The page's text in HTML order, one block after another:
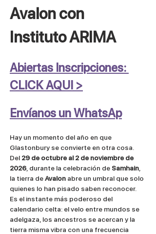
Avalon con
Instituto ARIMA
Abiertas Inscripciones:
CLICK AQUI >
Envíanos un WhatsAp
Hay un momento del año en que
Glastonbury se convierte en otra cosa.
Del 29 de octubre al 2 de noviembre de
2026 , durante la celebración de Samhain
la tierra de Avalon abre un umbral que solo
quienes lo han pisado saben reconocer.
Es el instante más poderoso del
calendario celta: el velo entre mundos se
adelgaza, los ancestros se acercan y la
tierra misma vibra con una frecuencia